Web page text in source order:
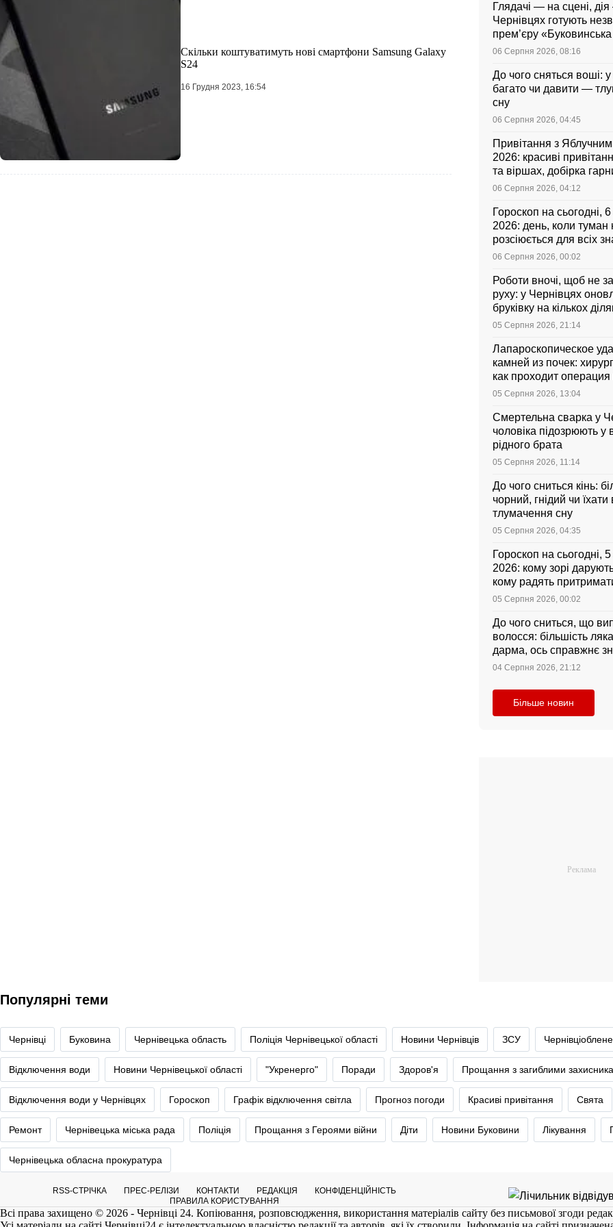
Скільки коштуватимуть нові смартфони Samsung Galaxy
S24
16 Грудня 2023, 16:54
Глядачі — на сцені,
Чернівцях готують
прем’єру
06 Серпня 2026, 08:16
До чого сняться воші: у
багато чи давити —
сну
06 Серпня 2026, 04:45
Привітання з
2026: красиві
та віршах, добірка
листівок українською
06 Серпня 2026, 04:12
Гороскоп на сьогодні,
2026: день, коли туман
розсіюється для всіх
06 Серпня 2026, 00:02
Роботи вночі, щоб не
руху: у Чернівцях
бруківку на кількох
05 Серпня 2026, 21:14
Лапароскопическое
камней из почек:
как проходит операция
она стоит
05 Серпня 2026, 13:04
Смертельна сварка у
чоловіка підозрюють у
рідного брата
05 Серпня 2026, 11:14
До чого сниться кінь:
чорний, гнідий чи
тлумачення сну
05 Серпня 2026, 04:35
Гороскоп на сьогодні,
2026: кому зорі
кому радять
05 Серпня 2026, 00:02
До чого сниться, що
волосся: більшість
дарма, ось справжнє
04 Серпня 2026, 21:12
Більше новин
Популярні теми
Чернівці Буковина Чернівецька область Поліція Чернівецької області Новини Чернівців ЗСУ
Відключення води Новини Чернівецької області "Укренерго" Поради Здоров'я Прощання з загиблими
Відключення води у Чернівцях Гороскоп Графік відключення світла Прогноз погоди Красиві привітання Свята
Ремонт Чернівецька міська рада Поліція Прощання з Героями війни Діти Новини Буковини Лікування
Чернівецька обласна прокуратура
RSS-СТРІЧКА ПРЕС-РЕЛІЗИ КОНТАКТИ РЕДАКЦІЯ
КОНФІДЕНЦІЙНІСТЬ
ПРАВИЛА КОРИСТУВАННЯ
Всі права захищено © 2026 - Чернівці 24. Копіювання, розповсюдження, використання матеріалів сайту без письмової згоди